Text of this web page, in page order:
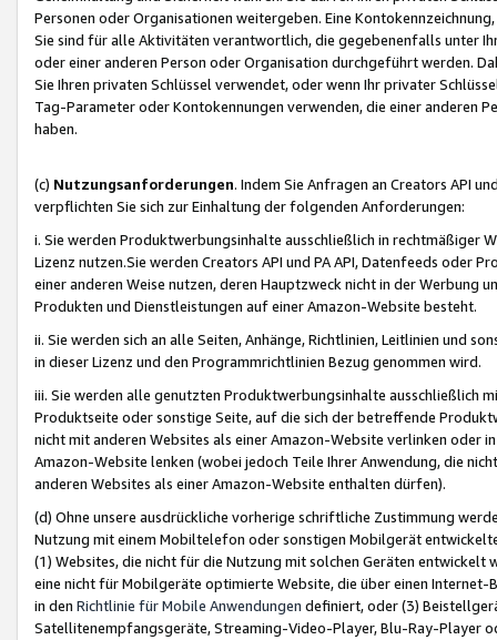
Personen oder Organisationen weitergeben. Eine
Sie sind für alle Aktivitäten verantwortlich, die gegebenenfalls unter
oder einer anderen Person oder Organisation durchgeführt werden.
Sie Ihren privaten Schlüssel verwendet, oder wenn Ihr privater
Tag-Parameter oder Kontokennungen verwenden, die einer anderen
haben.
(c) Nutzungsanforderungen. Indem Sie Anfragen an Creators API
verpflichten Sie sich zur Einhaltung der folgenden Anforderungen:
i. Sie werden Produktwerbungsinhalte ausschließlich in rechtmäßiger
Lizenz nutzen.Sie werden Creators API und PA API, Datenfeeds oder
einer anderen Weise nutzen, deren Hauptzweck nicht in der Werbung
Produkten und Dienstleistungen auf einer Amazon-Website besteht.
ii. Sie werden sich an alle Seiten, Anhänge, Richtlinien, Leitlinien und
in dieser Lizenz und den Programmrichtlinien Bezug genommen wird.
iii. Sie werden alle genutzten Produktwerbungsinhalte ausschließlich
Produktseite oder sonstige Seite, auf die sich der betreffende
nicht mit anderen Websites als einer Amazon-Website verlinken oder
Amazon-Website lenken (wobei jedoch Teile Ihrer Anwendung, die
anderen Websites als einer Amazon-Website enthalten dürfen).
(d) Ohne unsere ausdrückliche vorherige schriftliche Zustimmung
Nutzung mit einem Mobiltelefon oder sonstigen Mobilgerät
(1) Websites, die nicht für die Nutzung mit solchen Geräten
eine nicht für Mobilgeräte optimierte Website, die über einen
in den Richtlinie für Mobile Anwendungen definiert, oder (3)
Satellitenempfangsgeräte, Streaming-Video-Player, Blu-Ray-Player